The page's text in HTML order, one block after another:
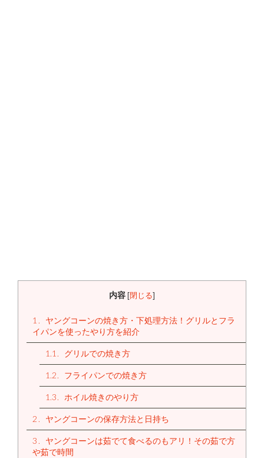
内容[閉じる]
1
ヤングコーンの焼き方・下処理方法！グリルとフラ
イパンを使ったやり方を紹介
1.1 グリルでの焼き方
1.2 フライパンでの焼き方
1.3 ホイル焼きのやり方
2 ヤングコーンの保存方法と日持ち
3
ヤングコーンは茹でて食べるのもアリ！その茹で方
や茹で時間